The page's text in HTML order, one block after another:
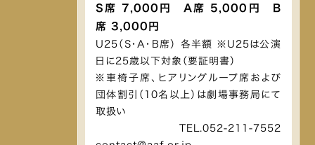
S席 7,000円 A席 5,000円 B
席 3,000円
U25（S・A・B席） 各半額 ※U25は公演
日に25歳以下対象（要証明書）
※車椅子席、ヒアリングループ席および
団体割引（10名以上）は劇場事務局にて
取扱い
TEL.052-211-7552